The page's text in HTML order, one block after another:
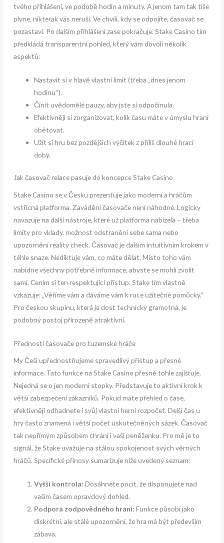
tvého přihlášení, ve podobě hodin a minuty. A jenom tam tak tiše
plyne, nikterak vás neruší. Ve chvíli, kdy se odpojíte, časovač se
pozastaví. Po dalším přihlášení zase pokračuje. Stake Casino tím
předkládá transparentní pohled, který vám dovolí několik
aspektů:
Nastavit si v hlavě vlastní limit (třeba „dnes jenom
hodinu“).
Činit uvědomělé pauzy, aby jste si odpočinula.
Efektivněji si zorganizovat, kolik času máte v úmyslu hraní
obětovat.
Užít si hru bez pozdějších výčitek z příliš dlouhé hrací
doby.
Jak časovač relace pasuje do koncepce Stake Casino
Stake Casino se v Česku prezentuje jako moderní a hráčům
vstřícná platforma. Zavádění časovače není náhodné. Logicky
navazuje na další nástroje, které už platforma nabízela – třeba
limity pro vklady, možnost odstranění sebe sama nebo
upozornění reality check. Časovač je dalším intuitivním krokem v
téhle snaze. Nediktuje vám, co máte dělat. Místo toho vám
nabídne všechny potřebné informace, abyste se mohli zvolit
sami. Cením si ten respektující přístup. Stake tím vlastně
vzkazuje: „Věříme vám a dáváme vám k ruce užitečné pomůcky.“
Pro českou skupinu, která je dost technicky gramotná, je
podobný postoj přirozeně atraktivní.
Přednosti časovače pro tuzemské hráče
My Češi upřednostňujeme spravedlivý přístup a přesné
informace. Tato funkce na Stake Casino přesně tohle zajišťuje.
Nejedná se o jen moderní stopky. Představuje to aktivní krok k
větší zabezpečení zákazníků. Pokud máte přehled o čase,
efektivněji odhadnete i svůj vlastní herní rozpočet. Delší čas u
hry často znamená i větší počet uskutečněných sázek. Časovač
tak nepřímým způsobem chrání i vaši peněženku. Pro mě je to
signál, že Stake uvažuje na stálou spokojenost svých věrných
hráčů. Specifické přínosy sumarizuje níže uvedený seznam:
Vyšší kontrola: Dosáhnete pocit, že disponujete nad
vaším časem opravdový dohled.
Podpora zodpovědného hraní: Funkce působí jako
diskrétní, ale stálé upozornění, že hra má být především
zábava.